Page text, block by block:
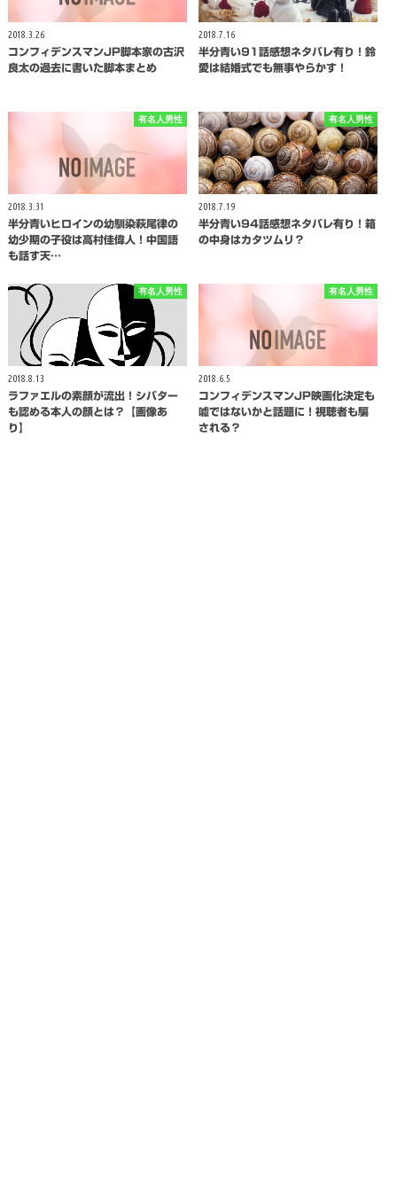
2018.3.26
コンフィデンスマンJP脚本家の古沢
良太の過去に書いた脚本まとめ
2018.7.16
半分青い91話感想ネタバレ有り！鈴
愛は結婚式でも無事やらかす！
有名人男性
2018.3.31
半分青いヒロインの幼馴染萩尾律の
幼少期の子役は高村佳偉人！中国語
も話す天…
有名人男性
2018.7.19
半分青い94話感想ネタバレ有り！箱
の中身はカタツムリ？
有名人男性
2018.8.13
ラファエルの素顔が流出！シバター
も認める本人の顔とは？【画像あ
り】
有名人男性
2018.6.5
コンフィデンスマンJP映画化決定も
嘘ではないかと話題に！視聴者も騙
される？